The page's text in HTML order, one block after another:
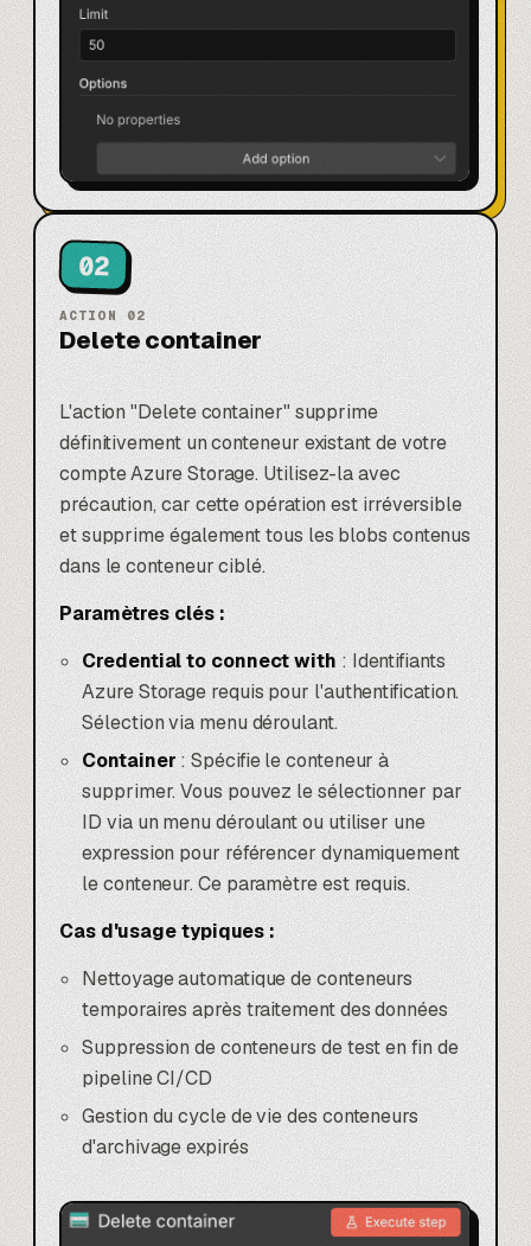
02
ACTION 02
Delete container
L'action "Delete container" supprime
définitivement un conteneur existant de votre
compte Azure Storage. Utilisez-la avec
précaution, car cette opération est irréversible
et supprime également tous les blobs contenus
dans le conteneur ciblé.
Paramètres clés :
Credential to connect with : Identifiants
Azure Storage requis pour l'authentification.
Sélection via menu déroulant.
Container : Spécifie le conteneur à
supprimer. Vous pouvez le sélectionner par
ID via un menu déroulant ou utiliser une
expression pour référencer dynamiquement
le conteneur. Ce paramètre est requis.
Cas d'usage typiques :
Nettoyage automatique de conteneurs
temporaires après traitement des données
Suppression de conteneurs de test en fin de
pipeline CI/CD
Gestion du cycle de vie des conteneurs
d'archivage expirés